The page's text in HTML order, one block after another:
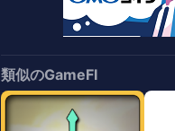
類似のGameFI